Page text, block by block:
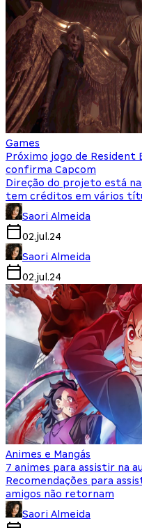
Games
Próximo jogo de Resident
confirma Capcom
Direção do projeto está
tem créditos em vários
Saori Almeida
02.jul.24
Saori Almeida
02.jul.24
Animes e Mangás
7 animes para assistir na
Recomendações para
amigos não retornam
Saori Almeida